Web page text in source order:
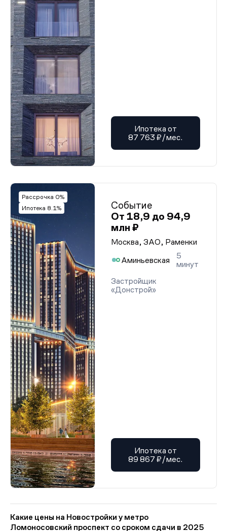
Ипотека от
87 763 ₽/мес.
Рассрочка 0%
Ипотека 8.1%
Событие
От 18,9 до 94,9
млн ₽
Москва, ЗАО, Раменки
Аминьевская
5
минут
Застройщик
«Донстрой»
Ипотека от
89 867 ₽/мес.
Какие цены на Новостройки у метро
Ломоносовский проспект со сроком сдачи в 2025